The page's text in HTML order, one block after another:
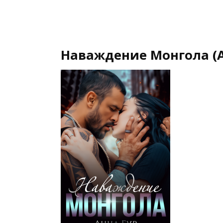
Наваждение Монгола